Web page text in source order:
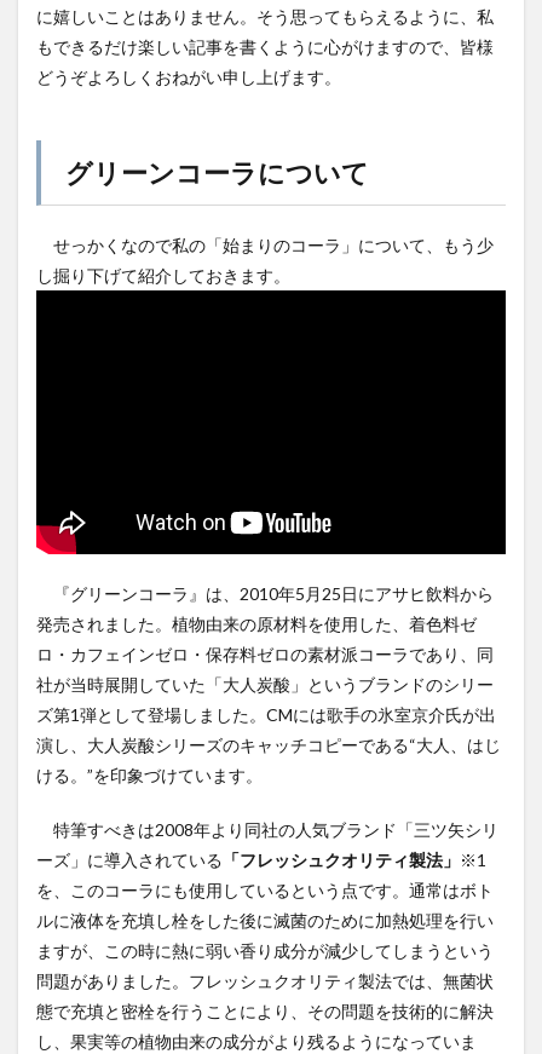
に嬉しいことはありません。そう思ってもらえるように、私
もできるだけ楽しい記事を書くように心がけますので、皆様
どうぞよろしくおねがい申し上げます。
グリーンコーラについて
せっかくなので私の「始まりのコーラ」について、もう少
し掘り下げて紹介しておきます。
『グリーンコーラ』は、2010年5月25日にアサヒ飲料から
発売されました。植物由来の原材料を使用した、着色料ゼ
ロ・カフェインゼロ・保存料ゼロの素材派コーラであり、同
社が当時展開していた「大人炭酸」というブランドのシリー
ズ第1弾として登場しました。CMには歌手の氷室京介氏が出
演し、大人炭酸シリーズのキャッチコピーである“大人、はじ
ける。”を印象づけています。
特筆すべきは2008年より同社の人気ブランド「三ツ矢シリ
ーズ」に導入されている 「フレッシュクオリティ製法」 ※1
を、このコーラにも使用しているという点です。通常はボト
ルに液体を充填し栓をした後に滅菌のために加熱処理を行い
ますが、この時に熱に弱い香り成分が減少してしまうという
問題がありました。フレッシュクオリティ製法では、無菌状
態で充填と密栓を行うことにより、その問題を技術的に解決
し、果実等の植物由来の成分がより残るようになっていま